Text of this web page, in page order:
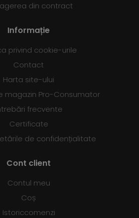
din contract
Informație
privind cookie-urile
Contact
Harta site-ului
magazin Pro-Consumator
frecvente
Certificate
de confidențialitate
Cont client
Contul meu
Coș
Istoriccomenzi